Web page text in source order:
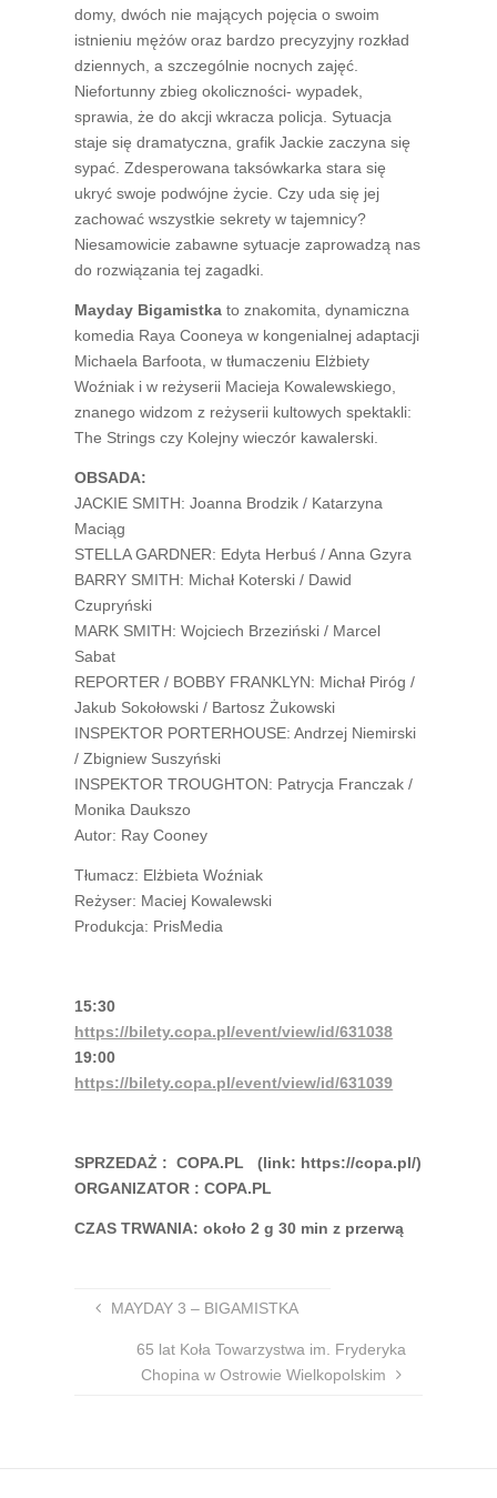
domy, dwóch nie mających pojęcia o swoim
istnieniu mężów oraz bardzo precyzyjny rozkład
dziennych, a szczególnie nocnych zajęć.
Niefortunny zbieg okoliczności- wypadek,
sprawia, że do akcji wkracza policja. Sytuacja
staje się dramatyczna, grafik Jackie zaczyna się
sypać. Zdesperowana taksówkarka stara się
ukryć swoje podwójne życie. Czy uda się jej
zachować wszystkie sekrety w tajemnicy?
Niesamowicie zabawne sytuacje zaprowadzą nas
do rozwiązania tej zagadki.
Mayday Bigamistka to znakomita, dynamiczna
komedia Raya Cooneya w kongenialnej adaptacji
Michaela Barfoota, w tłumaczeniu Elżbiety
Woźniak i w reżyserii Macieja Kowalewskiego,
znanego widzom z reżyserii kultowych spektakli:
The Strings czy Kolejny wieczór kawalerski.
OBSADA:
JACKIE SMITH: Joanna Brodzik / Katarzyna
Maciąg
STELLA GARDNER: Edyta Herbuś / Anna Gzyra
BARRY SMITH: Michał Koterski / Dawid
Czupryński
MARK SMITH: Wojciech Brzeziński / Marcel
Sabat
REPORTER / BOBBY FRANKLYN: Michał Piróg /
Jakub Sokołowski / Bartosz Żukowski
INSPEKTOR PORTERHOUSE: Andrzej Niemirski
/ Zbigniew Suszyński
INSPEKTOR TROUGHTON: Patrycja Franczak /
Monika Daukszo
Autor: Ray Cooney
Tłumacz: Elżbieta Woźniak
Reżyser: Maciej Kowalewski
Produkcja: PrisMedia
15:30
https://bilety.copa.pl/event/view/id/631038
19:00
https://bilety.copa.pl/event/view/id/631039
SPRZEDAŻ : COPA.PL (link: https://copa.pl/)
ORGANIZATOR : COPA.PL
CZAS TRWANIA: około 2 g 30 min z przerwą
MAYDAY 3 – BIGAMISTKA
65 lat Koła Towarzystwa im. Fryderyka
Chopina w Ostrowie Wielkopolskim